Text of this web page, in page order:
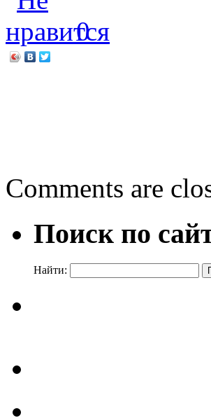
0
Comments are
Поиск по
Найти: